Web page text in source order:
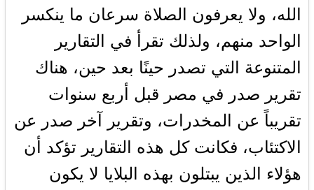
الله، ولا يعرفون الصلاة سرعان ما ينكسر
الواحد منهم، ولذلك تقرأ في التقارير
المتنوعة التي تصدر حينًا بعد حين، هناك
تقرير صدر في مصر قبل أربع سنوات
تقريباً عن المخدرات، وتقرير آخر صدر عن
الاكتئاب، فكانت كل هذه التقارير تؤكد أن
هؤلاء الذين يبتلون بهذه البلايا لا يكون